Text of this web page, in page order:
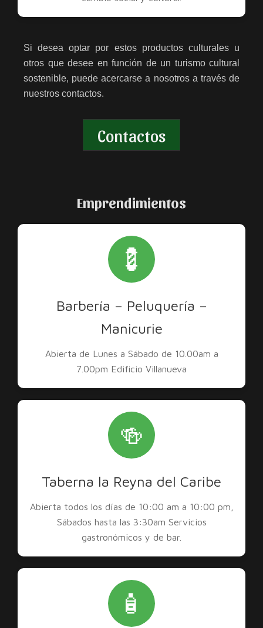
Si desea optar por estos productos culturales u
otros que desee en función de un turismo cultural
sostenible, puede acercarse a nosotros a través de
nuestros contactos.
Contactos
Emprendimientos
💈
Barbería – Peluquería –
Manicurie
Abierta de Lunes a Sábado de 10.00am a
7.00pm Edificio Villanueva
🍻
Taberna la Reyna del Caribe
Abierta todos los días de 10:00 am a 10:00 pm,
Sábados hasta las 3:30am Servicios
gastronómicos y de bar.
🧴